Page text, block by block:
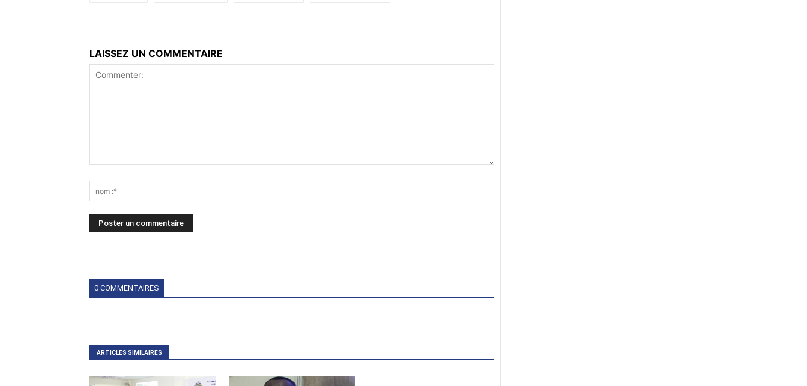
LAISSEZ UN COMMENTAIRE
0 COMMENTAIRES
ARTICLES SIMILAIRES